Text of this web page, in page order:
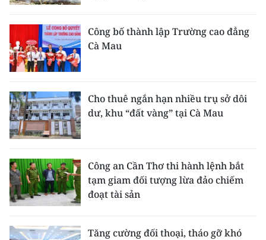
Công bố thành lập Trường cao đẳng
Cà Mau
Cho thuê ngắn hạn nhiều trụ sở dôi
dư, khu “đất vàng” tại Cà Mau
Công an Cần Thơ thi hành lệnh bắt
tạm giam đối tượng lừa đảo chiếm
đoạt tài sản
Tăng cường đối thoại, tháo gỡ khó